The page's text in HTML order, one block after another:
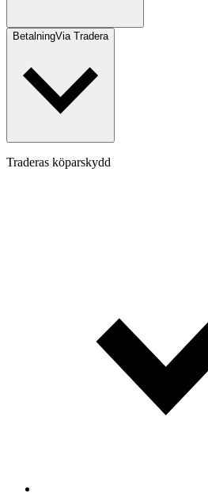
BetalningVia Tradera
Traderas köparskydd